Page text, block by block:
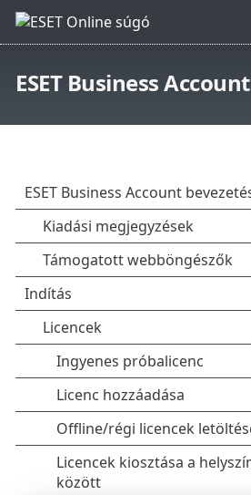
ESET Business Account